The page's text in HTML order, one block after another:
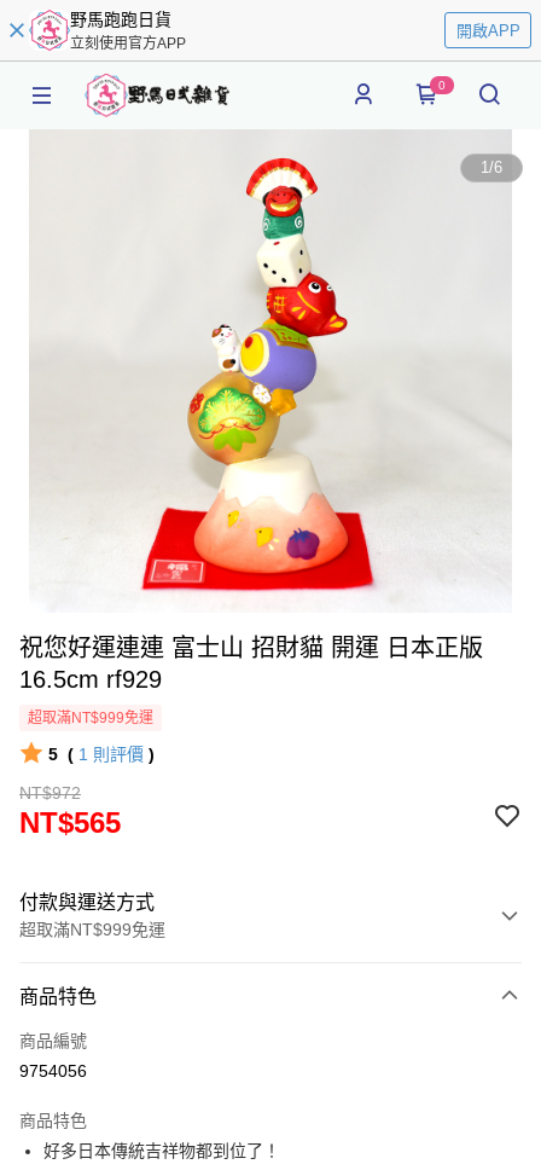
野馬跑跑日貨
立刻使用官方APP
開啟APP
0
1/6
祝您好運連連 富士山 招財貓 開運 日本正版
16.5cm rf929
超取滿NT$999免運
5 ( 1 則評價 )
NT$972
NT$565
付款與運送方式
超取滿NT$999免運
信用卡一次付款
信用卡分期付款
合作金庫商業銀行
華南商業銀行
超商取貨付款
商品特色
商品編號
9754056
商品特色
好多日本傳統吉祥物都到位了！